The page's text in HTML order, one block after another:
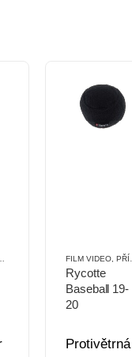
PŘÍSLUŠENSTVÍ
FILM VIDEO ,PŘÍSLUŠENSTVÍ
Rycotte
Baseball 19-
20
Protivětrná